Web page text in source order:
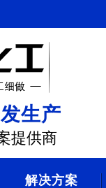
生产
提供商
解决方案